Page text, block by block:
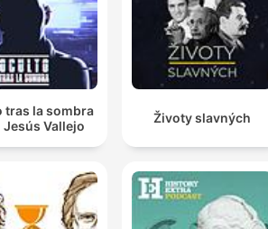
tras la sombra
Jesús Vallejo
Životy slavných